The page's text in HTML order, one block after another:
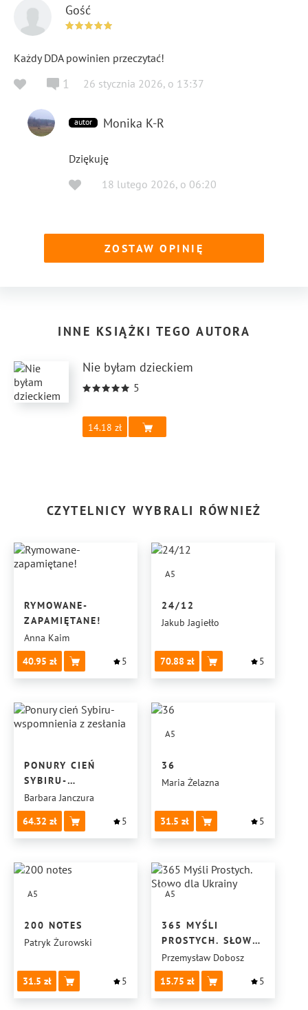
Gość
Każdy DDA powinien przeczytać!
1 26 stycznia 2026, o 13:37
autor Monika K-R
Dziękuję
18 lutego 2026, o 06:20
ZOSTAW OPINIĘ
INNE KSIĄŻKI TEGO AUTORA
Nie byłam dzieckiem
5
14.18
CZYTELNICY WYBRALI RÓWNIEŻ
RYMOWANE-
ZAPAMIĘTANE!
Anna Kaim
40.95
5
A5
24/12
Jakub Jagiełło
70.88 5
PONURY CIEŃ
SYBIRU-
WSPOMNIENIA
Z ZESŁANIA
Barbara Janczura
64.32
5
A5
36
Maria Żelazna
31.5 5
A5
200 NOTES
Patryk Żurowski
31.5 5
A5
365 MYŚLI
PROSTYCH. SŁOWO
DLA UKRAINY
Przemysław Dobosz
15.75
5